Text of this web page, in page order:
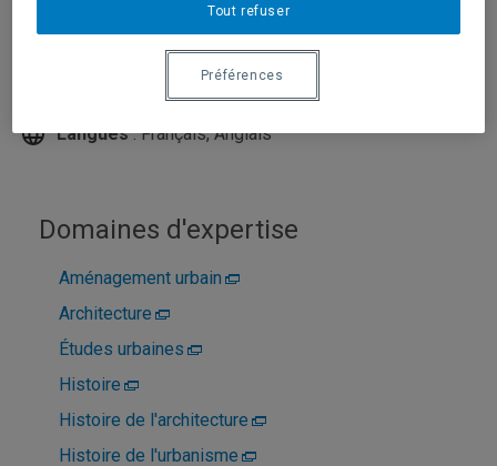
morisset.lucie@uqam.ca
: (514) 987-3000 poste 4585
: DC-1300
Langues: Français, Anglais
Domaines d'expertise
Aménagement urbain
Architecture
Études urbaines
Histoire
Histoire de l'architecture
Histoire de l'urbanisme
Tout refuser
Préférences